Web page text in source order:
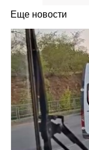
Еще новости